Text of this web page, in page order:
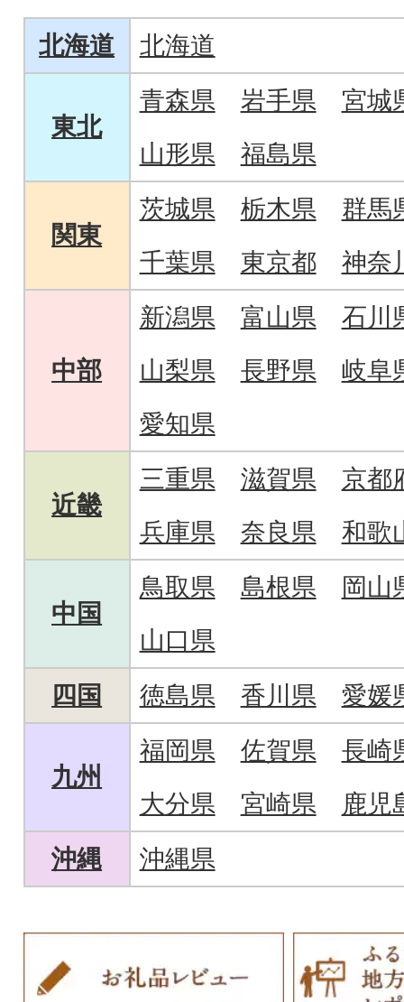
北海道 北海道
東北
青森県 岩手県
宮城
山形県
福島県
関東
茨城県 栃木県
群馬
千葉県
東京都 神奈
中部
新潟県 富山県
石川
山梨県
長野県
岐阜
愛知県
近畿
三重県 滋賀県
京都
兵庫県
奈良県 和歌
中国
鳥取県 島根県
岡山
山口県
四国
徳島県 香川県 愛媛
九州
福岡県 佐賀県
長崎
大分県
宮崎県
鹿児
沖縄
沖縄県